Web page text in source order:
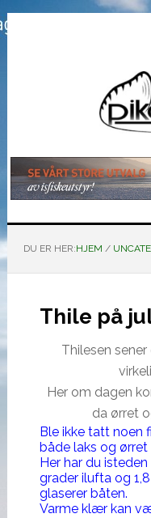
Hopp
til
Hopp
til
Hopp
til
DU ER HER:HJEM /
Thile på
Thilesen
Her om dagen
da ørret
Ble ikke tatt noen
både laks og ørret
Her har du
grader ilufta og
glaserer båten.
Varme klær kan